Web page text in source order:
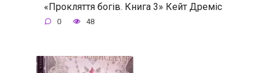
«Прокляття богів. Книга 3» Кейт Дреміс
0 48